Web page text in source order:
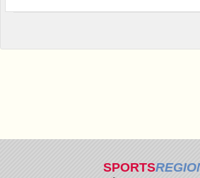
SPORTS